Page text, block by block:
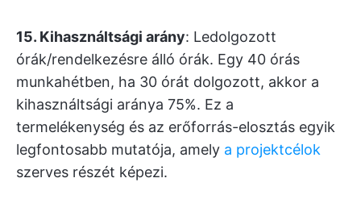
15. Kihasználtsági arány: Ledolgozott
órák/rendelkezésre álló órák. Egy 40 órás
munkahétben, ha 30 órát dolgozott, akkor a
kihasználtsági aránya 75%. Ez a
termelékenység és az erőforrás-elosztás egyik
legfontosabb mutatója, amely a projektcélok
szerves részét képezi.